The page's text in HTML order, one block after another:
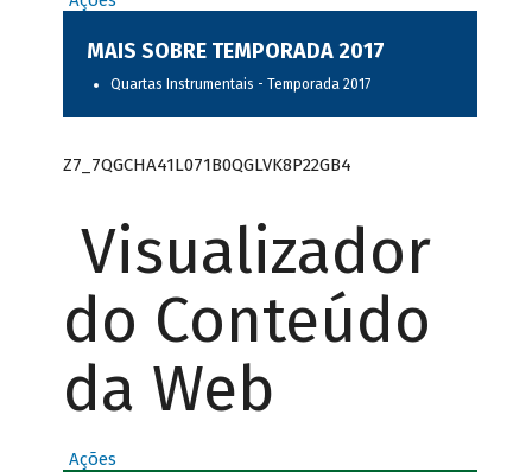
MAIS SOBRE TEMPORADA 2017
Quartas Instrumentais - Temporada 2017
Z7_7QGCHA41L071B0QGLVK8P22GB4
Visualizador
do Conteúdo
da Web
Ações